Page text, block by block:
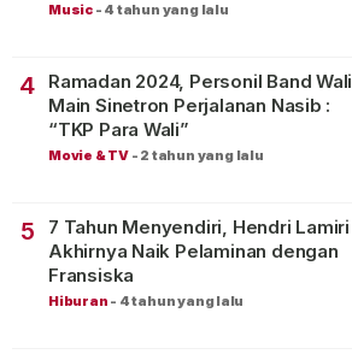
Music - 4 tahun yang lalu
4
Ramadan 2024, Personil Band Wali
Main Sinetron Perjalanan Nasib :
“TKP Para Wali”
Movie & TV - 2 tahun yang lalu
5
7 Tahun Menyendiri, Hendri Lamiri
Akhirnya Naik Pelaminan dengan
Fransiska
Hiburan - 4 tahun yang lalu